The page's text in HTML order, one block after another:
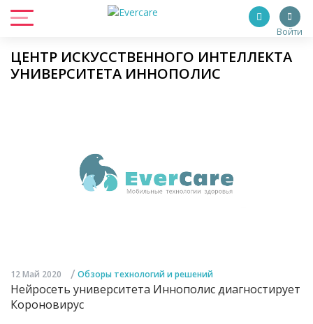
Войти
ЦЕНТР ИСКУССТВЕННОГО ИНТЕЛЛЕКТА
УНИВЕРСИТЕТА ИННОПОЛИС
12 Май 2020 / Обзоры технологий и решений
Нейросеть университета Иннополис диагностирует
Короновирус